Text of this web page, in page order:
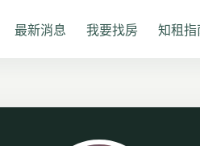
最新消息 我要找房 知租指